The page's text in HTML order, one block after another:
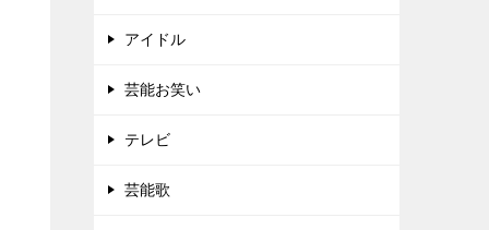
アイドル
芸能お笑い
テレビ
芸能歌